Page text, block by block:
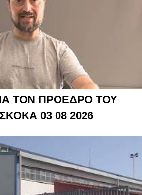
ΤΟΝ ΠΡΟΕΔΡΟ ΤΟΥ
03 08 2026